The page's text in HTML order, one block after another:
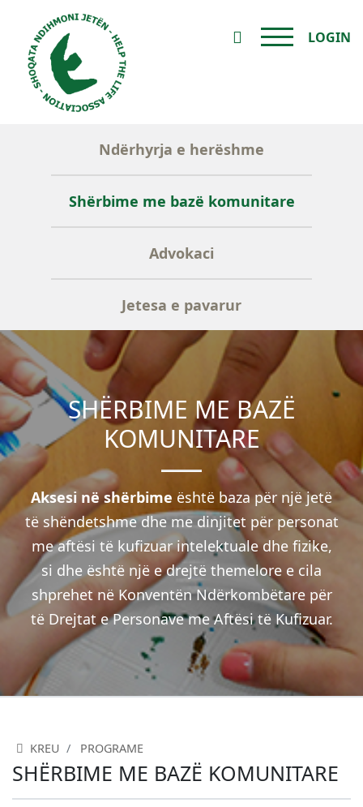
LOGIN
Ndërhyrja e herëshme
Shërbime me bazë komunitare
Advokaci
Jetesa e pavarur
SHËRBIME ME BAZË
KOMUNITARE
Aksesi në shërbime është baza për një jetë
të shëndetshme dhe me dinjitet për personat
me aftësi të kufizuar intelektuale dhe fizike,
si dhe është një e drejtë themelore e cila
shprehet në Konventën Ndërkombëtare për
të Drejtat e Personave me Aftësi të Kufizuar.
KREU PROGRAME
SHËRBIME ME BAZË KOMUNITARE